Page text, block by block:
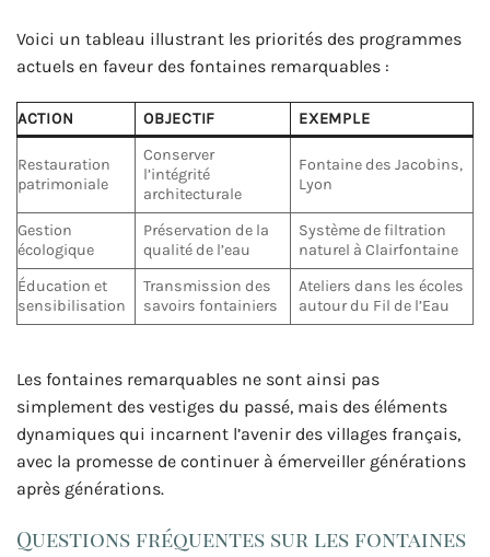
Voici un tableau illustrant les priorités des programmes
actuels en faveur des fontaines remarquables :
ACTION OBJECTIF EXEMPLE
Restauration
patrimoniale
Conserver
l’intégrité
architecturale
Fontaine des Jacobins,
Lyon
Gestion
écologique
Préservation de la
qualité de l’eau
Système de filtration
naturel à Clairfontaine
Éducation et
sensibilisation
Transmission des
savoirs fontainiers
Ateliers dans les écoles
autour du Fil de l’Eau
Les fontaines remarquables ne sont ainsi pas
simplement des vestiges du passé, mais des éléments
dynamiques qui incarnent l’avenir des villages français,
avec la promesse de continuer à émerveiller générations
après générations.
Questions fréquentes sur les fontaines